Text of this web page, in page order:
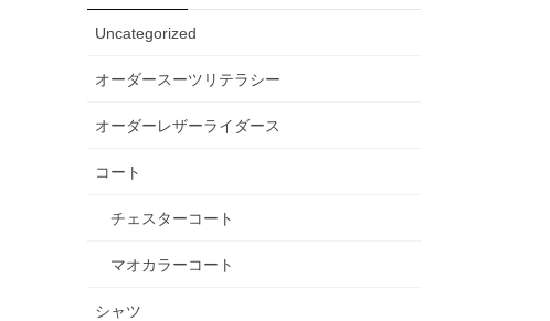
Uncategorized
オーダースーツリテラシー
オーダーレザーライダース
コート
チェスターコート
マオカラーコート
シャツ